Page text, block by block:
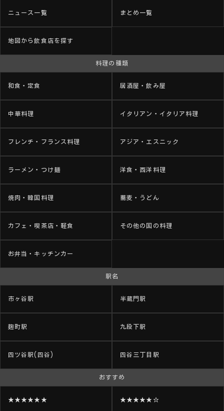
ニュース一覧 まとめ一覧
地図から飲食店を探す
料理の種類
和食・定食 居酒屋・飲み屋
中華料理 イタリアン・イタリア料理
フレンチ・フランス料理 アジア・エスニック
ラーメン・つけ麺 洋食・西洋料理
焼肉・韓国料理 蕎麦・うどん
カフェ・喫茶店・軽食 その他の国の料理
お弁当・キッチンカー
駅名
市ヶ谷駅 半蔵門駅
麹町駅 九段下駅
四ツ谷駅(四谷) 四谷三丁目駅
おすすめ
★★★★★★ ★★★★★☆